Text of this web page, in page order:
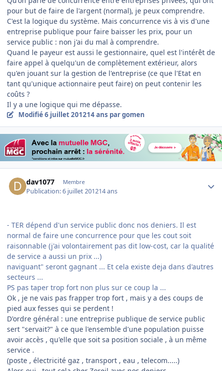
pour but de faire de l'argent (normal), je peux comprendre.
C'est la logique du système. Mais concurrence vis à vis d'une
entreprise publique pour faire baisser les prix, pour un
service public : non j'ai du mal à comprendre.
Quand le payeur est aussi le gestionnaire, quel est l'intérêt de
faire appel à quelqu'un de complètement extérieur, alors
qu'en jouant sur la gestion de l'entreprise (ce que l'Etat en
tant qu'unique actionnaire peut faire) on peut contenir les
coûts ?
Il y a une logique qui me dépasse.
Modifié6 juillet 201214 ans par gomen
dav1077 Membre
Publication:6 juillet 201214 ans
- TER dépend d'un service public donc nos deniers. Il est
normal de faire une concurrence pour que les cout soit
raisonnable (j'ai volontairement pas dit low-cost, car la qualité
de service a aussi un prix ...)
naviguant" seront gagnant ... Et cela existe deja dans d'autres
secteurs ...
PS pas taper trop fort non plus sur ce coup la ...
Ok , je ne vais pas frapper trop fort , mais y a des coups de
pied aux fesses qui se perdent !
D'ordre général : une entreprise publique de service public
sert "servait?" à ce que l'ensemble d'une population puisse
avoir accès , qu'elle que soit sa position sociale , à un même
service .
(poste , électricité gaz , transport , eau , telecom.....)